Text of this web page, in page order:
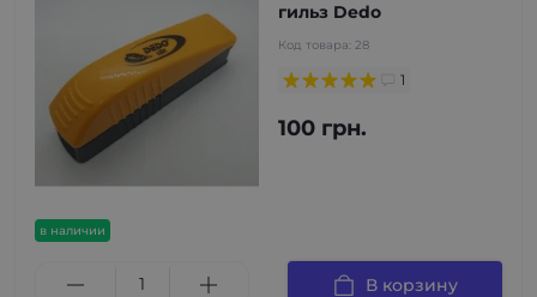
в наличии
гильз Dedo
Код товара: 28
1
100 грн.
В корзину